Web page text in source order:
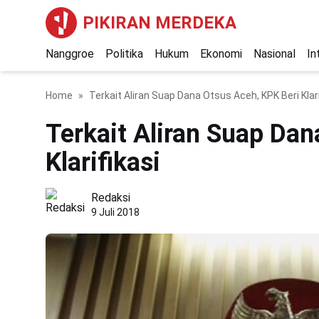
PIKIRAN MERDEKA
Nanggroe Politika Hukum Ekonomi Nasional
Home Terkait Aliran Suap Dana Otsus Aceh, KPK Beri
Terkait Aliran Suap
Klarifikasi
Redaksi
9 Juli 2018